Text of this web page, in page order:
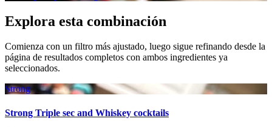
Explora esta combinación
Comienza con un filtro más ajustado, luego sigue refinando desde la
página de resultados completos con ambos ingredientes ya
seleccionados.
Strong
Strong Triple sec and Whiskey cocktails